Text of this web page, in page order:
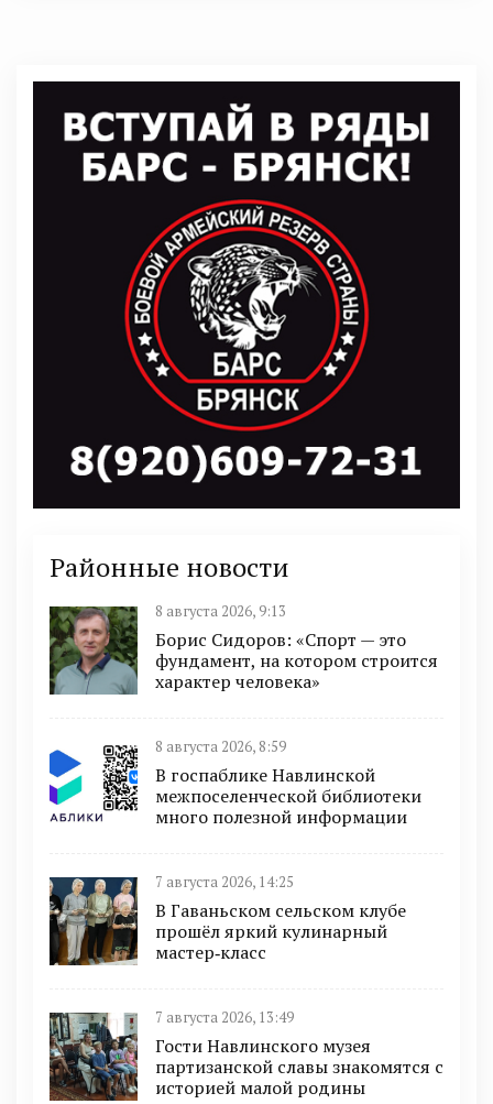
Районные новости
8 августа 2026, 9:13
Борис Сидоров: «Спорт — это
фундамент, на котором строится
характер человека»
8 августа 2026, 8:59
В госпаблике Навлинской
межпоселенческой библиотеки
много полезной информации
7 августа 2026, 14:25
В Гаваньском сельском клубе
прошёл яркий кулинарный
мастер‑класс
7 августа 2026, 13:49
Гости Навлинского музея
партизанской славы знакомятся с
историей малой родины